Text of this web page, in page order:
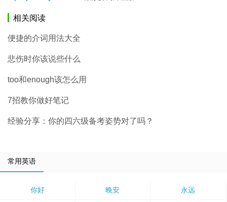
相关阅读
便捷的介词用法大全
悲伤时你该说些什么
too和enough该怎么用
7招教你做好笔记
经验分享：你的四六级备考姿势对了吗？
常用英语
你好 晚安 永远